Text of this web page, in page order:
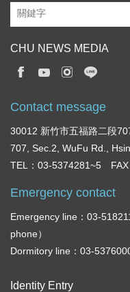
CHU NEWS MEDIA
Contact message
30012 新竹市五福路二段
707, Sec.2, WuFu Rd.,
TEL：03-5374281~5 FAX
Emergency contact
Emergency line：03-
phone）
Dormitory line：03-
Identity Entry